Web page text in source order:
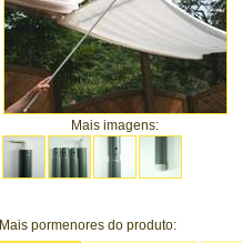
Mais imagens:
Mais pormenores do produto: